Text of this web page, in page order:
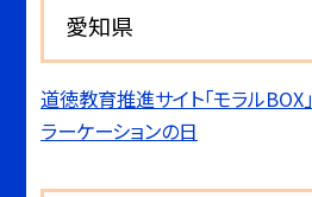
愛知県
道徳教育推進サイト「モラルBOX」
ラーケーションの日